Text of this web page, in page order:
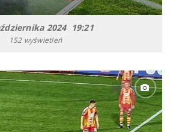
2024 19:21
152 wyświetleń